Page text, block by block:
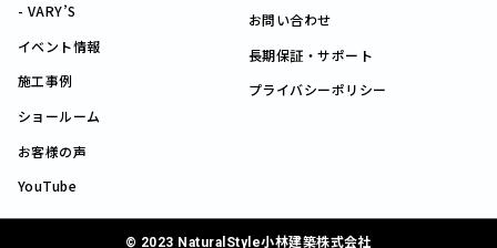
VARY’S
イベント情報
施工事例
ショールーム
お客様の声
YouTube
お問い合わせ
長期保証・サポート
プライバシーポリシー
© 2023 NaturalStyle小林建築株式会社